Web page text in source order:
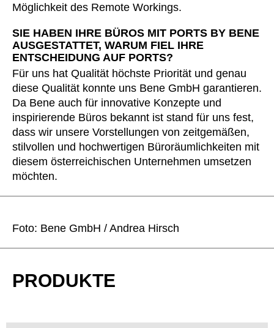
Möglichkeit des Remote Workings.
SIE HABEN IHRE BÜROS MIT PORTS BY BENE
AUSGESTATTET, WARUM FIEL IHRE
ENTSCHEIDUNG AUF PORTS?
Für uns hat Qualität höchste Priorität und genau
diese Qualität konnte uns Bene GmbH garantieren.
Da Bene auch für innovative Konzepte und
inspirierende Büros bekannt ist stand für uns fest,
dass wir unsere Vorstellungen von zeitgemäßen,
stilvollen und hochwertigen Büroräumlichkeiten mit
diesem österreichischen Unternehmen umsetzen
möchten.
Foto: Bene GmbH / Andrea Hirsch
PRODUKTE